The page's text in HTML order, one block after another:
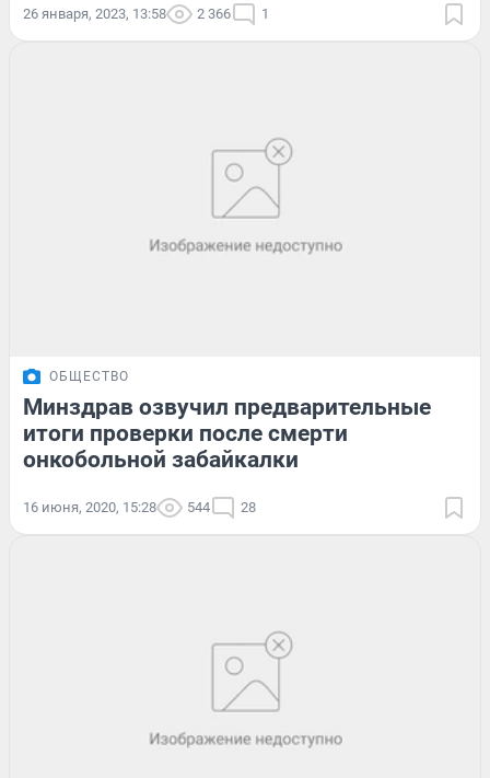
26 января, 2023, 13:58 2 366 1
ОБЩЕСТВО
Минздрав озвучил предварительные
итоги проверки после смерти
онкобольной забайкалки
16 июня, 2020, 15:28 544 28